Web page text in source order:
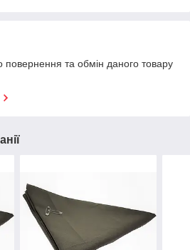
та обмін даного товару